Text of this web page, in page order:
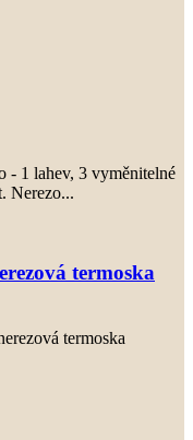
1 lahev, 3 vyměnitelné
Nerezo...
termoska